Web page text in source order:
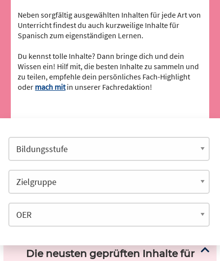
Neben sorgfältig ausgewählten Inhalten für jede Art von
Unterricht findest du auch kurzweilige Inhalte für
Spanisch zum eigenständigen Lernen.
Du kennst tolle Inhalte? Dann bringe dich und dein
Wissen ein! Hilf mit, die besten Inhalte zu sammeln und
zu teilen, empfehle dein persönliches Fach-Highlight
oder mach mitin unserer Fachredaktion!
Die neusten geprüften Inhalte für